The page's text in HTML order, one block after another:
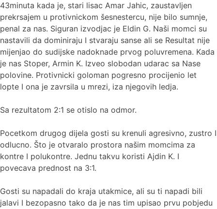
43minuta kada je, stari lisac Amar Jahic, zaustavljen
prekrsajem u protivnickom šesnestercu, nije bilo sumnje,
penal za nas. Siguran izvodjac je Eldin G. Naši momci su
nastavili da dominiraju I stvaraju sanse ali se Resultat nije
mijenjao do sudijske nadoknade prvog poluvremena. Kada
je nas Stoper, Armin K. Izveo slobodan udarac sa Nase
polovine. Protivnicki goloman pogresno procijenio let
lopte I ona je zavrsila u mrezi, iza njegovih ledja.
Sa rezultatom 2:1 se otislo na odmor.
Pocetkom drugog dijela gosti su krenuli agresivno, zustro I
odlucno. Što je otvaralo prostora našim momcima za
kontre I polukontre. Jednu takvu koristi Ajdin K. I
povecava prednost na 3:1.
Gosti su napadali do kraja utakmice, ali su ti napadi bili
jalavi I bezopasno tako da je nas tim upisao prvu pobjedu